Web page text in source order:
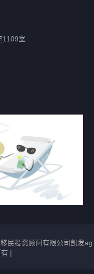
克移民
1109室
民投资顾问有限公司凯发ag
|